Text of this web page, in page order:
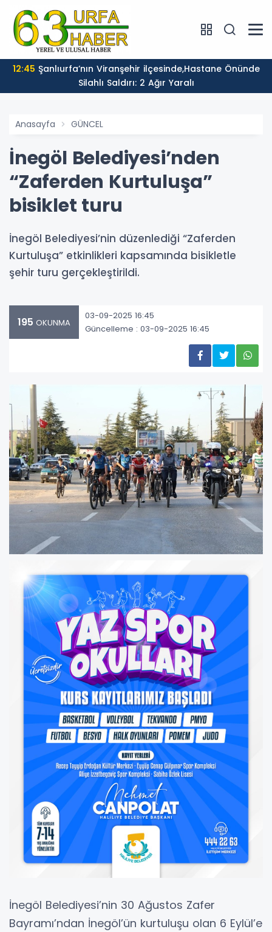
12:45
Silahlı Saldırı: 2 Ağır Yaralı
Anasayfa GÜNCEL
İnegöl Belediyesi’nden
“Zaferden Kurtuluşa”
bisiklet turu
İnegöl Belediyesi’nin düzenlediği “Zaferden
Kurtuluşa” etkinlikleri kapsamında bisikletle
şehir turu gerçekleştirildi.
195 OKUNMA
03-09-2025 16:45
Güncelleme : 03-09-2025 16:45
İnegöl Belediyesi’nin 30 Ağustos Zafer
Bayramı’ndan İnegöl’ün kurtuluşu olan 6 Eylül’e